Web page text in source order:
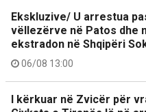
Ekskluzive/ U arrestua
vëllezërve në Patos dhe
ekstradon në Shqipëri
06/08 13:00
I kërkuar në Zvicër për